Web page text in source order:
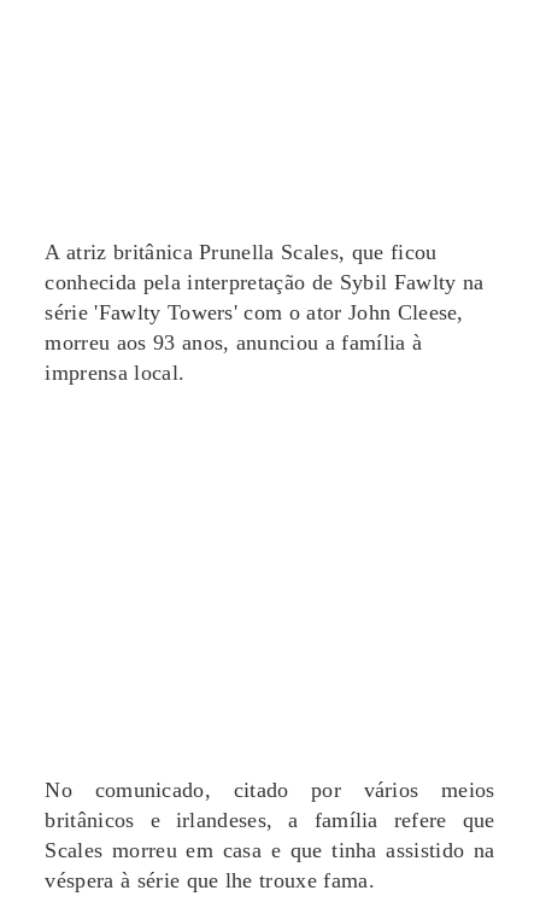
A atriz britânica Prunella Scales, que ficou
conhecida pela interpretação de Sybil Fawlty na
série 'Fawlty Towers' com o ator John Cleese,
morreu aos 93 anos, anunciou a família à
imprensa local.
No comunicado, citado por vários meios
britânicos e irlandeses, a família refere que
Scales morreu em casa e que tinha assistido na
véspera à série que lhe trouxe fama.